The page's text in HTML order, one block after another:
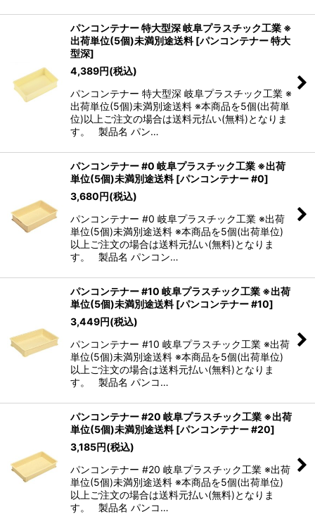
パンコンテナー 特大型深 岐阜プラスチック工業 ※
出荷単位(5個)未満別途送料 [パンコンテナー 特大
型深]
4,389円(税込)
パンコンテナー 特大型深 岐阜プラスチック工業 ※
出荷単位(5個)未満別途送料 ※本商品を5個(出荷単
位)以上ご注文の場合は送料元払い(無料)となりま
す。 製品名 パン…
パンコンテナー #0 岐阜プラスチック工業 ※出荷
単位(5個)未満別途送料 [パンコンテナー #0]
3,680円(税込)
パンコンテナー #0 岐阜プラスチック工業 ※出荷
単位(5個)未満別途送料 ※本商品を5個(出荷単位)
以上ご注文の場合は送料元払い(無料)となりま
す。 製品名 パンコン…
パンコンテナー #10 岐阜プラスチック工業 ※出荷
単位(5個)未満別途送料 [パンコンテナー #10]
3,449円(税込)
パンコンテナー #10 岐阜プラスチック工業 ※出荷
単位(5個)未満別途送料 ※本商品を5個(出荷単位)
以上ご注文の場合は送料元払い(無料)となりま
す。 製品名 パンコ…
パンコンテナー #20 岐阜プラスチック工業 ※出荷
単位(5個)未満別途送料 [パンコンテナー #20]
3,185円(税込)
パンコンテナー #20 岐阜プラスチック工業 ※出荷
単位(5個)未満別途送料 ※本商品を5個(出荷単位)
以上ご注文の場合は送料元払い(無料)となりま
す。 製品名 パンコ…